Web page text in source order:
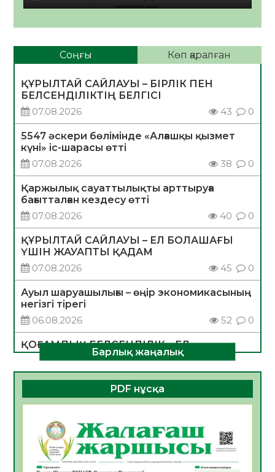
Соңғы Көп қаралған
ҚҰРЫЛТАЙ САЙЛАУЫ – БІРЛІК ПЕН
БЕЛСЕНДІЛІКТІҢ БЕЛГІСІ
07.08.2026
43 0
5547 әскери бөлімінде «Алғашқы қызмет
күні» іс-шарасы өтті
07.08.2026
38 0
Қаржылық сауаттылықты арттыруға
бағытталған кездесу өтті
07.08.2026
40 0
ҚҰРЫЛТАЙ САЙЛАУЫ – ЕЛ БОЛАШАҒЫ
ҮШІН ЖАУАПТЫ ҚАДАМ
07.08.2026
45 0
Ауыл шаруашылығы – өңір экономикасының
негізгі тірегі
06.08.2026
52 0
ҚОҒАМДЫҚ БЕЛСЕНДІЛІК – ЕЛ
ДАМУЫНЫҢ НЕГІЗІ
06.08.2026
50 0
ҚҰРЫЛТАЙ САЙЛАУЫ – БОЛАШАҚҚА
06.08.2026
Инфекциялық ауруларға қарсы иммундау
жұмыстарының тиімділігі
Барлық жаңалық
PDF нұсқа